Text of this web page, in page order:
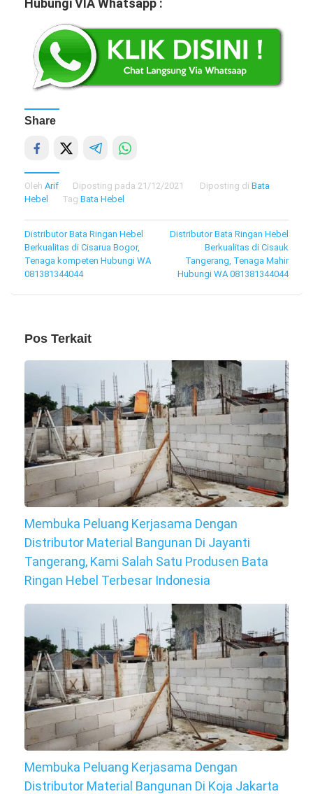
Hubungi VIA Whatsapp :
Share
Oleh Arif Diposting pada 21/12/2021 Diposting di Bata
Hebel
Tag Bata Hebel
Navigasi
pos
Distributor Bata Ringan Hebel
Berkualitas di Cisarua Bogor,
Tenaga kompeten Hubungi WA
081381344044
Distributor Bata Ringan Hebel
Berkualitas di Cisauk
Tangerang, Tenaga Mahir
Hubungi WA 081381344044
Pos Terkait
Membuka Peluang Kerjasama Dengan
Distributor Material Bangunan Di Jayanti
Tangerang, Kami Salah Satu Produsen Bata
Ringan Hebel Terbesar Indonesia
Membuka Peluang Kerjasama Dengan
Distributor Material Bangunan Di Koja Jakarta